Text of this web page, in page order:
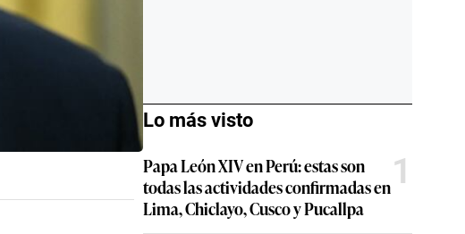
Lo más visto
Papa León XIV en Perú: estas son
todas las actividades confirmadas en
Lima, Chiclayo, Cusco y Pucallpa
1